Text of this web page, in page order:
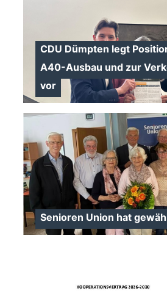
>
CDU Dümpten legt
A40-Ausbau und zur
vor
>
Senioren Union hat